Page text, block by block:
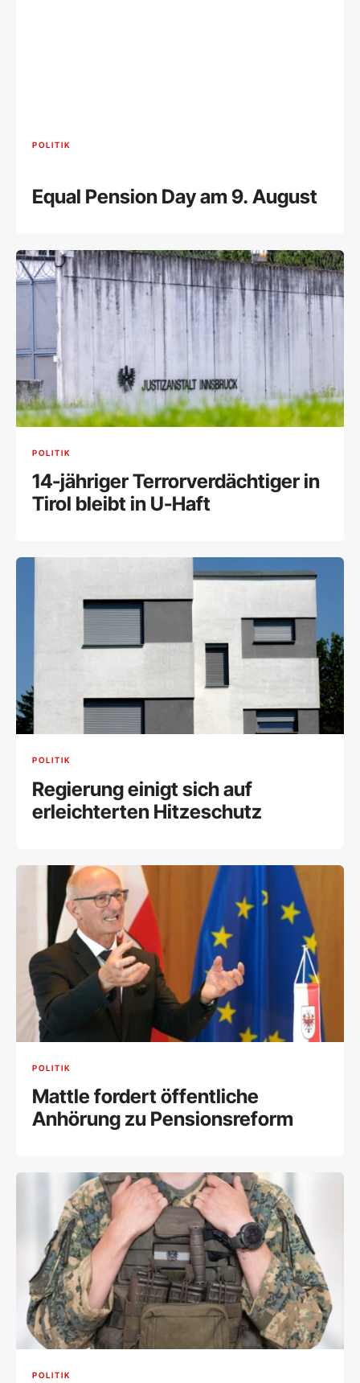
POLITIK
Equal Pension Day am 9. August
POLITIK
14-jähriger Terrorverdächtiger in
Tirol bleibt in U-Haft
POLITIK
Regierung einigt sich auf
erleichterten Hitzeschutz
POLITIK
Mattle fordert öffentliche
Anhörung zu Pensionsreform
POLITIK